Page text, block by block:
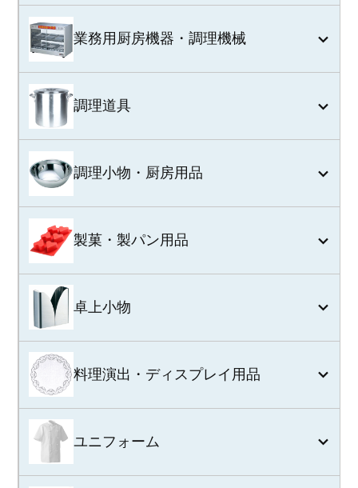
業務用厨房機器・調理機械
調理道具
調理小物・厨房用品
製菓・製パン用品
卓上小物
料理演出・ディスプレイ用品
ユニフォーム